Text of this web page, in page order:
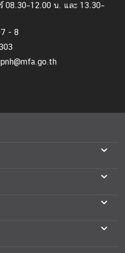
08.30–12.00 น. และ 13.30–
- 8